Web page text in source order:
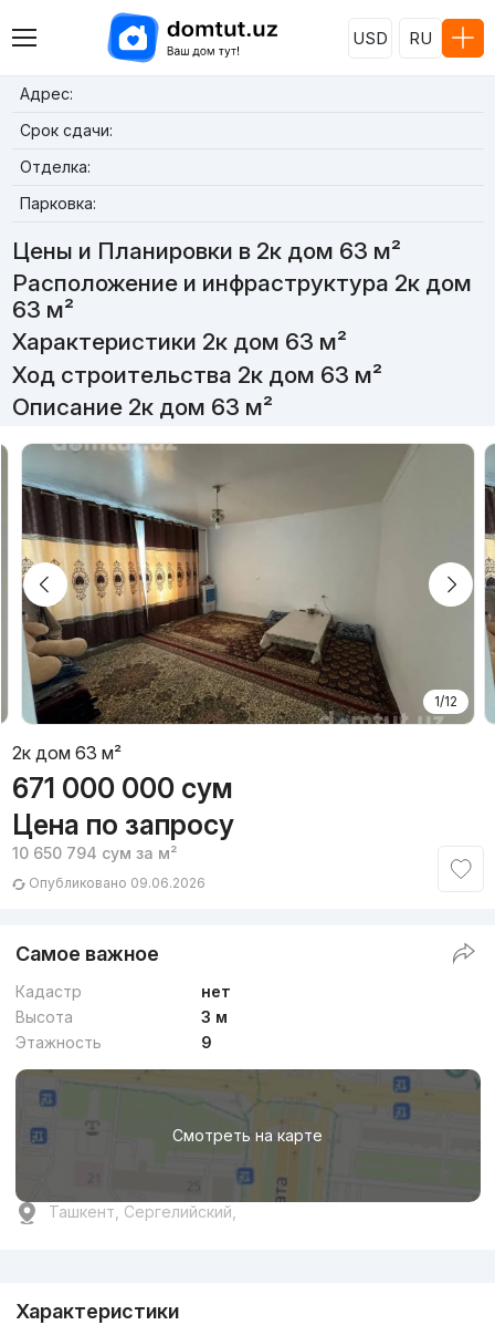
USD RU
Адрес:
Срок сдачи:
Отделка:
Парковка:
Цены и Планировки в 2к дом 63 м²
Расположение и инфраструктура 2к дом
63 м²
Характеристики 2к дом 63 м²
Ход строительства 2к дом 63 м²
Описание 2к дом 63 м²
1/12
2к дом 63 м²
671 000 000 сум
Цена по запросу
10 650 794 сум за м²
Опубликовано 09.06.2026
Самое важное
Кадастр
нет
Высота
3 м
Этажность
9
Смотреть на карте
Ташкент, Сергелийский,
Характеристики